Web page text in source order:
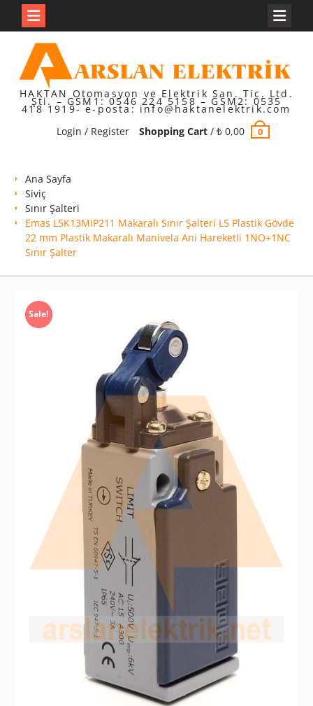
content
HAKTAN Otomasyon ve Elektrik San. Tic. Ltd.
Şti. – GSM1: 0546 224 5158 – GSM2: 0535
418 1919- e-posta: info@haktanelektrik.com
Login / Register
Shopping Cart/ ₺0,00 0
Ana Sayfa
Siviç
Sınır Şalteri
Emas L5K13MIP211 Makaralı Sınır Şalteri L5 Plastik Gövde
22 mm Plastik Makaralı Manivela Ani Hareketli 1NO+1NC
Sınır Şalter
Sale!